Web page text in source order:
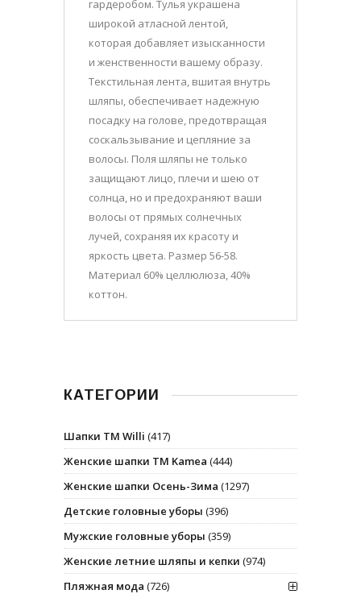
гардеробом. Тулья украшена
широкой атласной лентой,
которая добавляет изысканности
и женственности вашему образу.
Текстильная лента, вшитая внутрь
шляпы, обеспечивает надежную
посадку на голове, предотвращая
соскальзывание и цепляние за
волосы. Поля шляпы не только
защищают лицо, плечи и шею от
солнца, но и предохраняют ваши
волосы от прямых солнечных
лучей, сохраняя их красоту и
яркость цвета. Размер 56-58.
Материал 60% целлюлюза, 40%
коттон.
КАТЕГОРИИ
Шапки ТМ Willi (417)
Женские шапки ТМ Kamea (444)
Женские шапки Осень-Зима (1297)
Детские головные уборы (396)
Мужские головные уборы (359)
Женские летние шляпы и кепки (974)
Пляжная мода (726)